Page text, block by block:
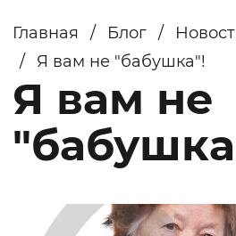
Главная / Блог /
/
Я вам не "бабушка"!
Я вам не